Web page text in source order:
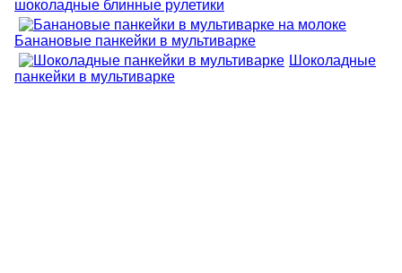
шоколадные блинные рулетики
Банановые панкейки в мультиварке
Шоколадные
панкейки в мультиварке